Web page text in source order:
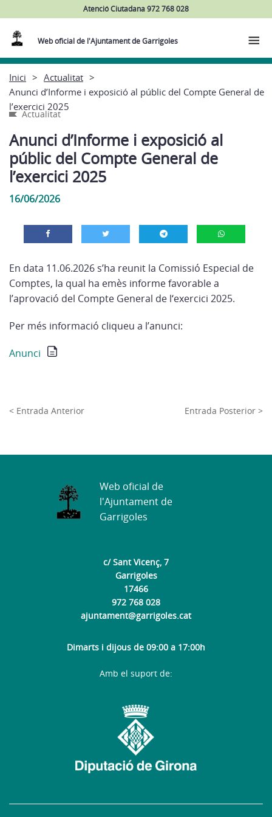
Atenció Ciutadana 972 768 028
Web oficial de l'Ajuntament de Garrigoles
Inici
Actualitat
Anunci d’Informe i exposició al públic del Compte General de
l’exercici 2025
Actualitat
Anunci d’Informe i exposició al
públic del Compte General de
l’exercici 2025
16/06/2026
En data 11.06.2026 s’ha reunit la Comissió Especial de
Comptes, la qual ha emès informe favorable a
l’aprovació del Compte General de l‘exercici 2025.
Per més informació cliqueu a l’anunci:
Anunci
< Entrada Anterior Entrada Posterior >
c/ Sant Vicenç, 7
Garrigoles
17466
972 768 028
ajuntament@garrigoles.cat
Dimarts i dijous de 09:00 a 17:00h
Web oficial de
l'Ajuntament de
Garrigoles
Amb el suport de: